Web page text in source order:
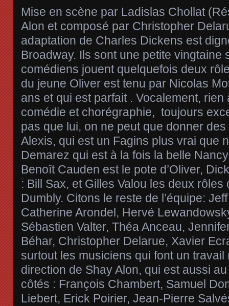
Mise en scène par Ladislas Chollat
Alon et composé par Christopher
adaptation de Charles Dickens est
Broadway. Ils sont une petite vingtaine
comédiens jouent quelquefois deux
du jeune Oliver est tenu par Nicolas
ans et qui est parfait . Vocalement,
comédie et chorégraphie, toujours
pas que lui, on ne peut que donner
Alexis, qui est un Fagins plus vrai que
Demarez qui est à la fois la belle
Benoît Cauden est le pote d’Oliver,
: Bill Sax, et Gilles Valou les deux rôles
Dumbly. Citons le reste de l’équipe:
Catherine Arondel, Hervé
Sébastien Valter, Théa Anceau,
Béhar, Christopher Delarue, Xavier
surtout les musiciens qui font un
direction de Shay Alon, qui est aussi
côtés : François Chambert, Samuel
Liebert, Erick Poirier, Jean-Pierre